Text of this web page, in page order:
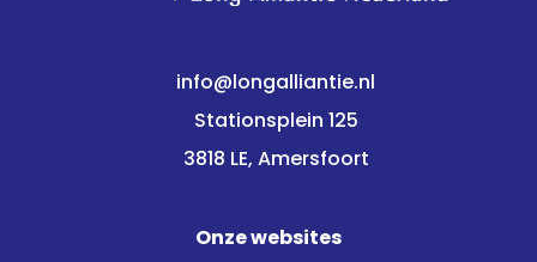
info@longalliantie.nl
Stationsplein 125
3818 LE, Amersfoort
Onze websites